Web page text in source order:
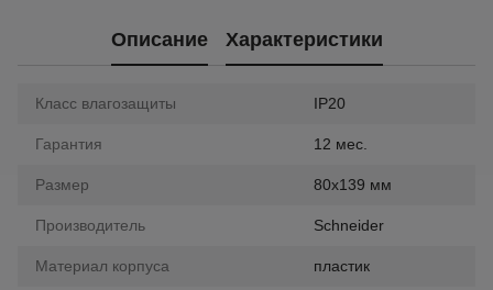
Описание Характеристики
Класс влагозащиты IP20
Гарантия 12 мес.
Размер 80х139 мм
Производитель Schneider
Материал корпуса пластик